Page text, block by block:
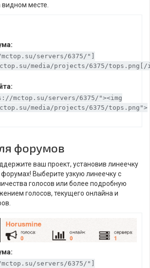
месте.
servers/6375/"]
media/projects/6375/tops.png[/
mctop.su/servers/6375/"><img
media/projects/6375/tops.png">
форумов
ваш проект, установив линеечку
Выберите узкую линеечку с
голосов или более подробную
голосов, текущего онлайна и
servers/6375/"]